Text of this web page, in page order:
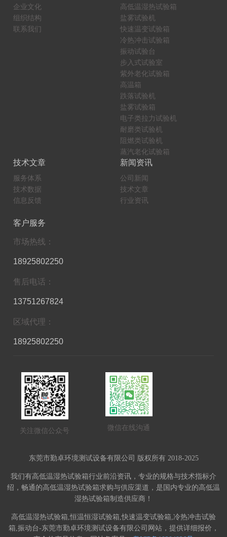
企业文化
组织结构
联系我们
高低温湿热试验箱
盐雾试验机
快速温变试验箱
冷热冲击试验箱
振动试验台
步入式试验室
紫外老化试验箱
高温箱
跌落试验机
盐雾试验箱
电子类拉力试验机
耐磨类试验机
阻燃类试验机
蒸汽老化试验箱
技术文章
服务体系
技术数据
信息反馈
新闻资讯
公司新闻
技术文章
行业资讯
客户服务
市场热线：
18925802250
售后电话：
13751267824
区域代理：
18925802250
关注微信公众号 微信在线沟通
东莞市勤卓环境测试设备有限公司 版权所有 2018-2025
我们有高低温湿热试验箱行业前沿资讯，专业的规格与技术指标介
绍，畅通的高低温湿热试验箱求购与供应渠道，是国内专业的高低温
湿热试验箱制造供应商！
高低温湿热试验箱,恒温恒湿试验箱,快速温变试验箱,冷热冲击试验
箱,振动台-东莞市勤卓环境测试设备有限公司网站，提供详细报价，